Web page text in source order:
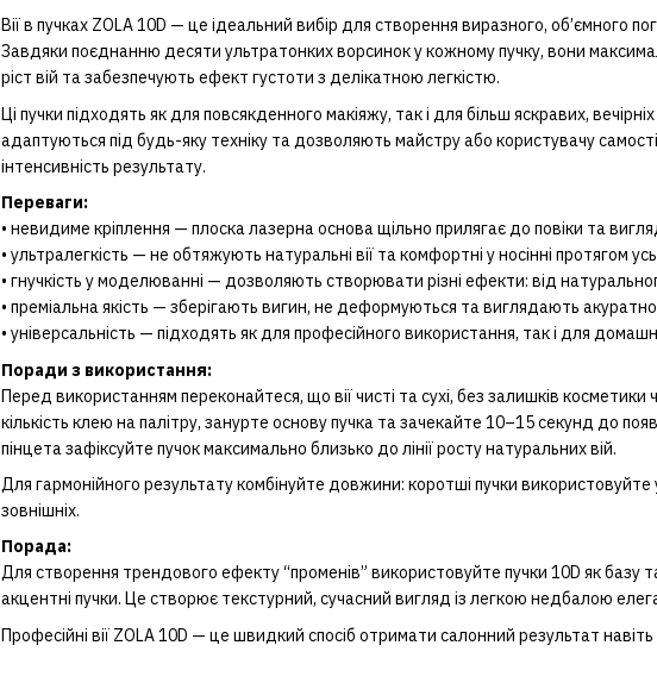
Вії в пучках ZOLA 10D — це ідеальний вибір для створення виразного, об’ємного
Завдяки поєднанню десяти ультратонких ворсинок у кожному пучку, вони
ріст вій та забезпечують ефект густоти з делікатною легкістю.
Ці пучки підходять як для повсякденного макіяжу, так і для більш яскравих,
адаптуються під будь-яку техніку та дозволяють майстру або користувачу
інтенсивність результату.
Переваги:
• невидиме кріплення — плоска лазерна основа щільно прилягає до повіки та
• ультралегкість — не обтяжують натуральні вії та комфортні у носінні протягом
• гнучкість у моделюванні — дозволяють створювати різні ефекти: від
• преміальна якість — зберігають вигин, не деформуються та виглядають акуратно
• універсальність — підходять як для професійного використання, так і для
Поради з використання:
Перед використанням переконайтеся, що вії чисті та сухі, без залишків косметики
кількість клею на палітру, занурте основу пучка та зачекайте 10–15 секунд до
пінцета зафіксуйте пучок максимально близько до лінії росту натуральних вій.
Для гармонійного результату комбінуйте довжини: коротші пучки використовуйте
зовнішніх.
Порада:
Для створення трендового ефекту “променів” використовуйте пучки 10D як базу
акцентні пучки. Це створює текстурний, сучасний вигляд із легкою недбалою
Професійні вії ZOLA 10D — це швидкий спосіб отримати салонний результат